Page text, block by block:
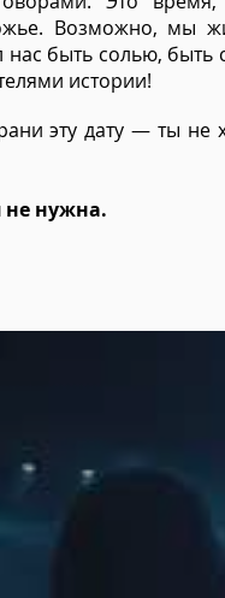
Возможно, мы
быть солью, быть
истории!
эту дату — ты не
не нужна.